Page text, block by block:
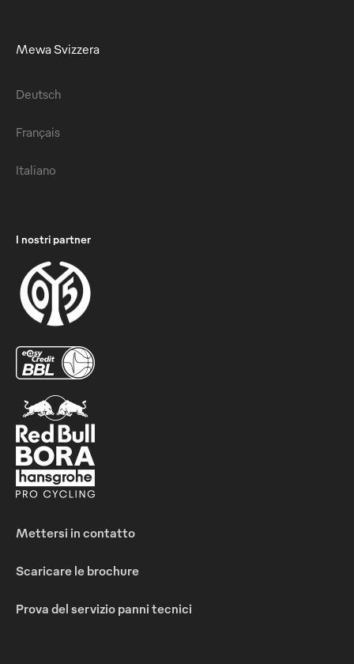
Mewa Svizzera
Deutsch
Français
Italiano
I nostri partner
Mettersi in contatto
Scaricare le brochure
Prova del servizio panni tecnici